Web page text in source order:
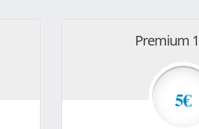
Premium
5€